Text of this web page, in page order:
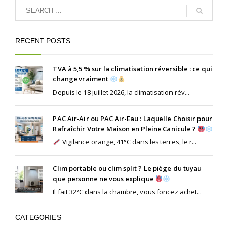
RECENT POSTS
TVA à 5,5 % sur la climatisation réversible : ce qui
change vraiment
Depuis le 18 juillet 2026, la climatisation rév...
PAC Air-Air ou PAC Air-Eau : Laquelle Choisir pour
Rafraîchir Votre Maison en Pleine Canicule ?
Vigilance orange, 41°C dans les terres, le r...
Clim portable ou clim split ? Le piège du tuyau
que personne ne vous explique
Il fait 32°C dans la chambre, vous foncez achet...
CATEGORIES